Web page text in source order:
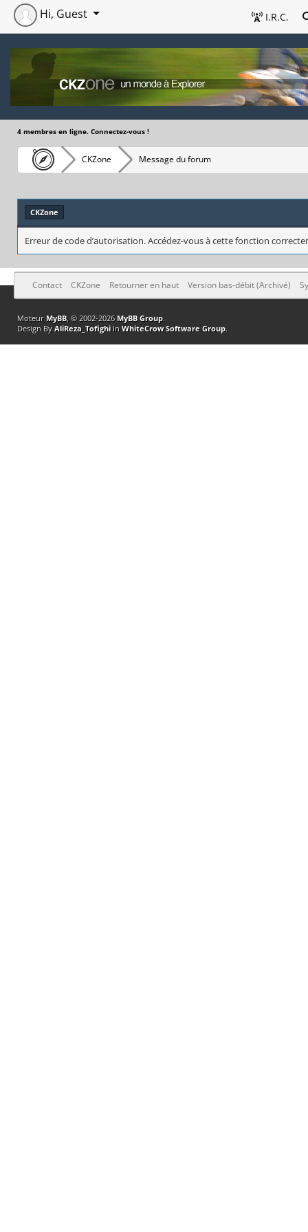
I.R.C.
Hi, Guest
4 membres en ligne. Connectez-vous !
CKZone Message du forum
CKZone
Erreur de code d’autorisation. Accédez-vous à cette fonction
Contact CKZone Retourner en haut Version bas-débit (Archivé)
Moteur MyBB, © 2002-2026 MyBB Group.
Design By AliReza_TofighiIn WhiteCrow Software Group.